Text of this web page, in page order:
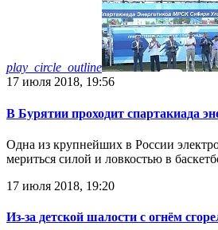
play_circle_outline
17 июля 2018, 19:56
В Бурятии проходит спартакиада
Одна из крупнейших в России
мериться силой и ловкостью в
17 июля 2018, 19:20
Из-за детской шалости с огнём